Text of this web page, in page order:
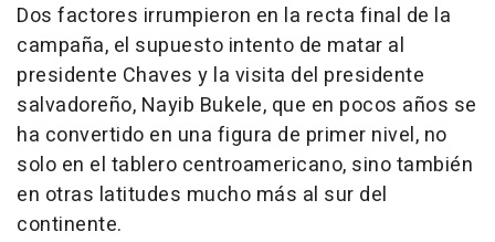
Dos factores irrumpieron en la recta final de la
campaña, el supuesto intento de matar al
presidente Chaves y la visita del presidente
salvadoreño, Nayib Bukele, que en pocos años se
ha convertido en una figura de primer nivel, no
solo en el tablero centroamericano, sino también
en otras latitudes mucho más al sur del
continente.